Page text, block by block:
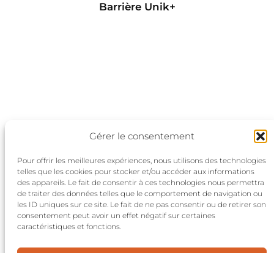
Gérer le consentement
Pour offrir les meilleures expériences, nous utilisons des technologies
telles que les cookies pour stocker et/ou accéder aux informations
des appareils. Le fait de consentir à ces technologies nous permettra
de traiter des données telles que le comportement de navigation ou
les ID uniques sur ce site. Le fait de ne pas consentir ou de retirer son
consentement peut avoir un effet négatif sur certaines
caractéristiques et fonctions.
Barrière Unik+
Politique de confidentialité
Nous contacter